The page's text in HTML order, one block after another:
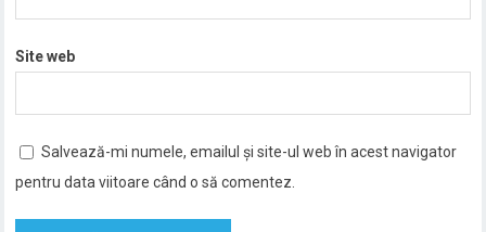
Site web
Salvează-mi numele, emailul și site-ul web în acest navigator
pentru data viitoare când o să comentez.